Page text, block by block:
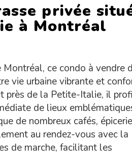
privée
à Montréal
ce condo à vendre
vie urbaine vibrante et
près de la Petite-Italie, il
de lieux
de nombreux cafés,
au rendez-vous avec la
de marche, facilitant les